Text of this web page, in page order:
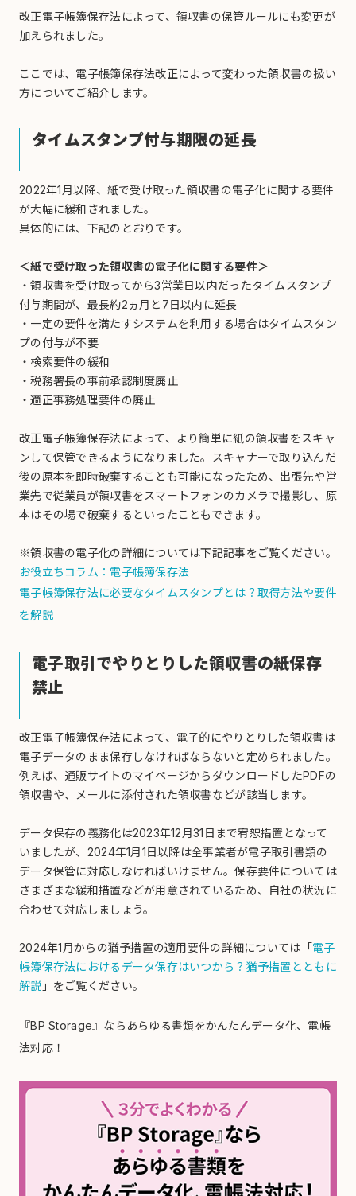
改正電子帳簿保存法によって、領収書の保管ルールにも変更が
加えられました。
ここでは、電子帳簿保存法改正によって変わった領収書の扱い
方についてご紹介します。
タイムスタンプ付与期限の延長
2022年1月以降、紙で受け取った領収書の電子化に関する要件
が大幅に緩和されました。
具体的には、下記のとおりです。
＜紙で受け取った領収書の電子化に関する要件＞
・領収書を受け取ってから3営業日以内だったタイムスタンプ
付与期間が、最長約2ヵ月と7日以内に延長
・一定の要件を満たすシステムを利用する場合はタイムスタン
プの付与が不要
・検索要件の緩和
・税務署長の事前承認制度廃止
・適正事務処理要件の廃止
改正電子帳簿保存法によって、より簡単に紙の領収書をスキャ
ンして保管できるようになりました。スキャナーで取り込んだ
後の原本を即時破棄することも可能になったため、出張先や営
業先で従業員が領収書をスマートフォンのカメラで撮影し、原
本はその場で破棄するといったこともできます。
※領収書の電子化の詳細については下記記事をご覧ください。
お役立ちコラム：電子帳簿保存法
電子帳簿保存法に必要なタイムスタンプとは？取得方法や要件
を解説
電子取引でやりとりした領収書の紙保存
禁止
改正電子帳簿保存法によって、電子的にやりとりした領収書は
電子データのまま保存しなければならないと定められました。
例えば、通販サイトのマイページからダウンロードしたPDFの
領収書や、メールに添付された領収書などが該当します。
データ保存の義務化は2023年12月31日まで宥恕措置となって
いましたが、2024年1月1日以降は全事業者が電子取引書類の
データ保管に対応しなければいけません。保存要件については
さまざまな緩和措置などが用意されているため、自社の状況に
合わせて対応しましょう。
2024年1月からの猶予措置の適用要件の詳細については「電子
帳簿保存法におけるデータ保存はいつから？猶予措置とともに
解説 」をご覧ください。
『BP Storage』ならあらゆる書類をかんたんデータ化、電帳
法対応！